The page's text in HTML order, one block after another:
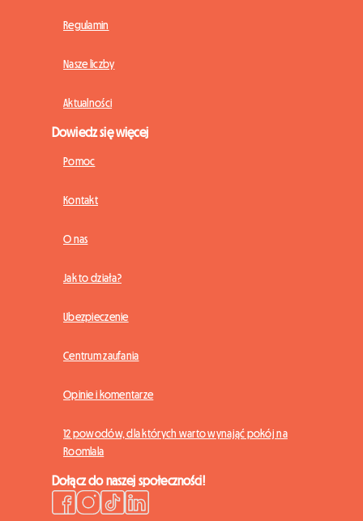
Regulamin
Nasze liczby
Aktualności
Dowiedz się więcej
Pomoc
Kontakt
O nas
Jak to działa?
Ubezpieczenie
Centrum zaufania
Opinie i komentarze
12 powodów, dla których warto wynająć pokój na
Roomlala
Dołącz do naszej społeczności!